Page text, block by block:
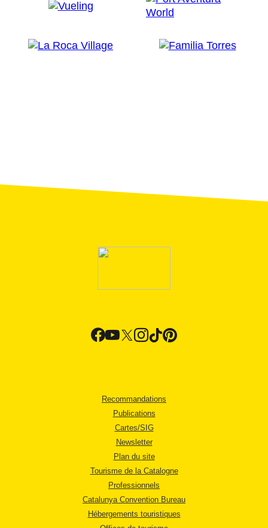
Recommandations
Publications
Cartes/SIG
Newsletter
Plan du site
Tourisme de la Catalogne
Professionnels
Catalunya Convention Bureau
Hébergements touristiques